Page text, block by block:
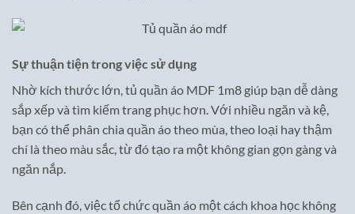
Sự thuận tiện trong việc sử dụng
Nhờ kích thước lớn, tủ quần áo MDF 1m8 giúp bạn dễ dàng
sắp xếp và tìm kiếm trang phục hơn. Với nhiều ngăn và kệ,
bạn có thể phân chia quần áo theo mùa, theo loại hay thậm
chí là theo màu sắc, từ đó tạo ra một không gian gọn gàng và
ngăn nắp.
Bên cạnh đó, việc tổ chức quần áo một cách khoa học không